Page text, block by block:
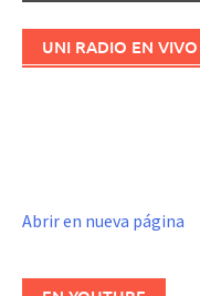
UNI RADIO EN VIVO
Abrir en nueva página